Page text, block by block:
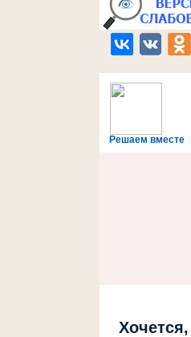
Решаем вместе
Хочется,